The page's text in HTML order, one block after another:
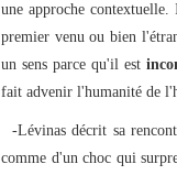
une approche
premier venu ou bien
un sens parce qu'il est
fait advenir l'humanité de
-Lévinas décrit sa
comme d'un choc qui